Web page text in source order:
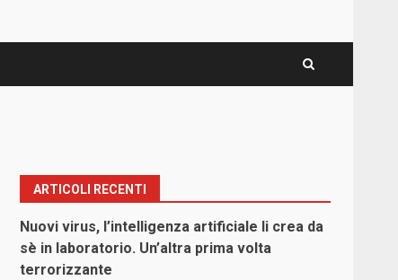
ARTICOLI RECENTI
Nuovi virus, l’intelligenza artificiale li crea da
sè in laboratorio. Un’altra prima volta
terrorizzante